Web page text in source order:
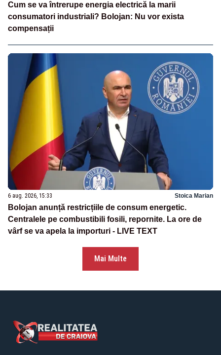
Cum se va întrerupe energia electrică la marii
consumatori industriali? Bolojan: Nu vor exista
compensații
6 aug. 2026, 15:33 Stoica Marian
Bolojan anunță restricțiile de consum energetic.
Centralele pe combustibili fosili, repornite. La ore de
vârf se va apela la importuri - LIVE TEXT
Mai Multe